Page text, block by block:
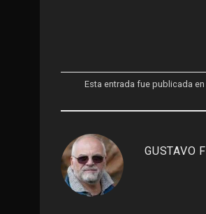
Esta entrada fue publicada en
GUSTAVO